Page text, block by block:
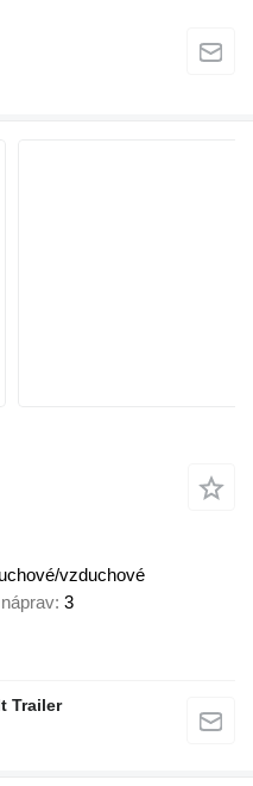
vzduchové
3
Trailer